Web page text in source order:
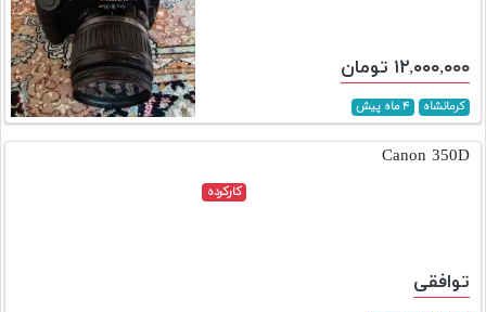
۱۲,۰۰۰,۰۰۰ تومان
کرمانشاه ۴ ماه پیش
Canon 350D
کارکرده
توافقی